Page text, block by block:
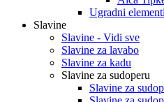
Ugradni elementi
Slavine
Slavine - Vidi sve
Slavine za lavabo
Slavine za kadu
Slavine za sudoperu
Slavine za